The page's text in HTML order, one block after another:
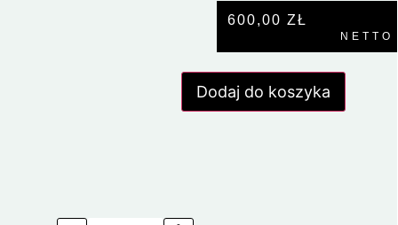
600,00 ZŁ
NETTO
Dodaj do koszyka